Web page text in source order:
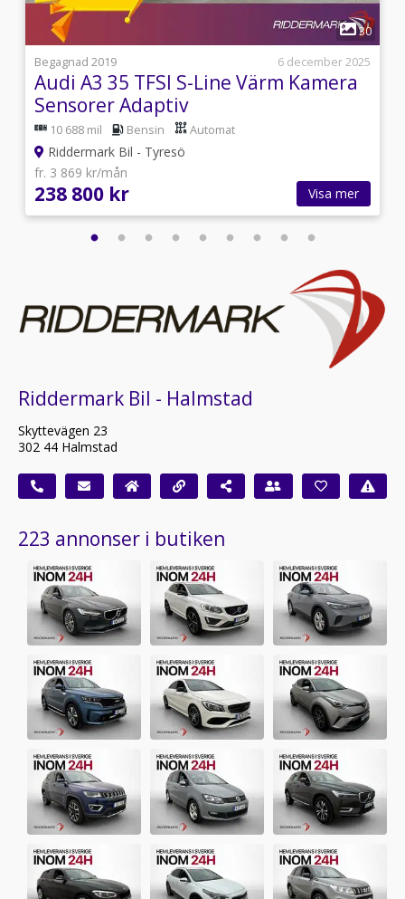
30
Begagnad 2019
6 december 2025
Audi A3 35 TFSI S-Line Värm Kamera
Sensorer Adaptiv
10 688 mil Bensin Automat
Riddermark Bil - Tyresö
fr. 3 869 kr/mån
238 800 kr Visa mer
Riddermark Bil - Halmstad
Skyttevägen 23
302 44 Halmstad
223 annonser i butiken